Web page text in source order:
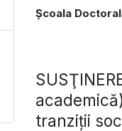
Școala
tranziţii